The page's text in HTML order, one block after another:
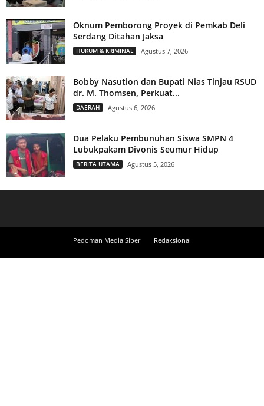
Oknum Pemborong Proyek di Pemkab Deli
Serdang Ditahan Jaksa
HUKUM & KRIMINAL Agustus 7, 2026
Bobby Nasution dan Bupati Nias Tinjau RSUD
dr. M. Thomsen, Perkuat...
DAERAH Agustus 6, 2026
Dua Pelaku Pembunuhan Siswa SMPN 4
Lubukpakam Divonis Seumur Hidup
BERITA UTAMA Agustus 5, 2026
Pedoman Media Siber Redaksional